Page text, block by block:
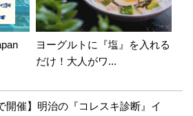
ヨーグルトに『塩』を入れる
だけ！大人がワ...
開催】明治の『コレスキ診断』イ